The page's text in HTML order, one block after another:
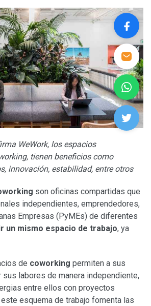
WeWork, los espacios
tienen beneficios como
innovación, estabilidad, entre otros
son oficinas compartidas que
independientes, emprendedores,
Empresas (PyMEs) de diferentes
un mismo espacio de trabajo, ya
de coworking permiten a sus
labores de manera independiente,
entre ellos con proyectos
esquema de trabajo fomenta las